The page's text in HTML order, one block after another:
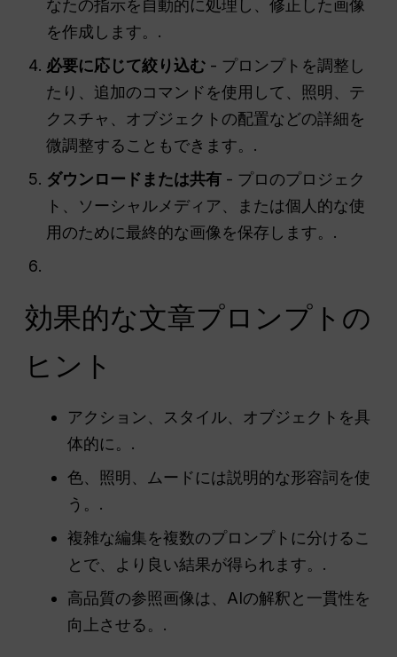
なたの指示を自動的に処理し、修正した画像
を作成します。.
必要に応じて絞り込む - プロンプトを調整し
たり、追加のコマンドを使用して、照明、テ
クスチャ、オブジェクトの配置などの詳細を
微調整することもできます。.
ダウンロードまたは共有 - プロのプロジェク
ト、ソーシャルメディア、または個人的な使
用のために最終的な画像を保存します。.
効果的な文章プロンプトの
ヒント
アクション、スタイル、オブジェクトを具
体的に。.
色、照明、ムードには説明的な形容詞を使
う。.
複雑な編集を複数のプロンプトに分けるこ
とで、より良い結果が得られます。.
高品質の参照画像は、AIの解釈と一貫性を
向上させる。.